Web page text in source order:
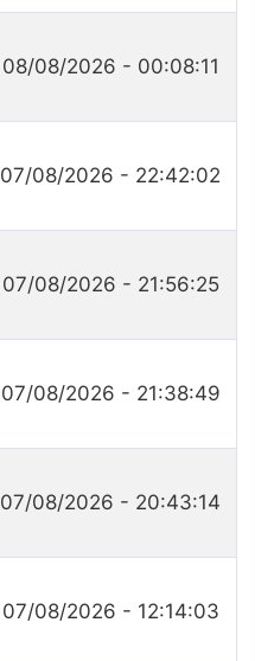
08/08/2026 - 00:08:11
07/08/2026 - 22:42:02
07/08/2026 - 21:56:25
07/08/2026 - 21:38:49
07/08/2026 - 20:43:14
07/08/2026 - 12:14:03